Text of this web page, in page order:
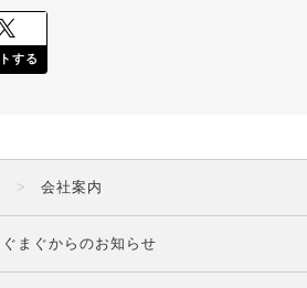
する
会社案内
ぐまぐからのお知らせ